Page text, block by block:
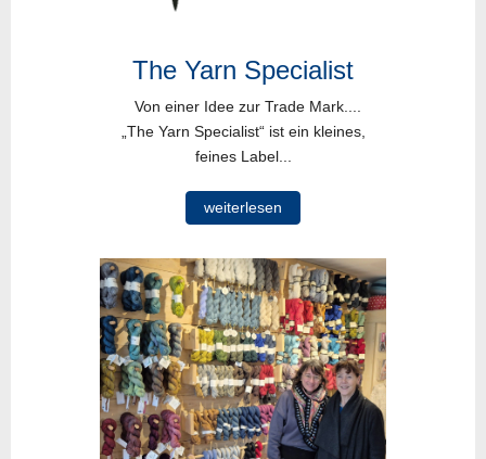
The Yarn Specialist
Von einer Idee zur Trade Mark....
„The Yarn Specialist“ ist ein kleines,
feines Label...
weiterlesen